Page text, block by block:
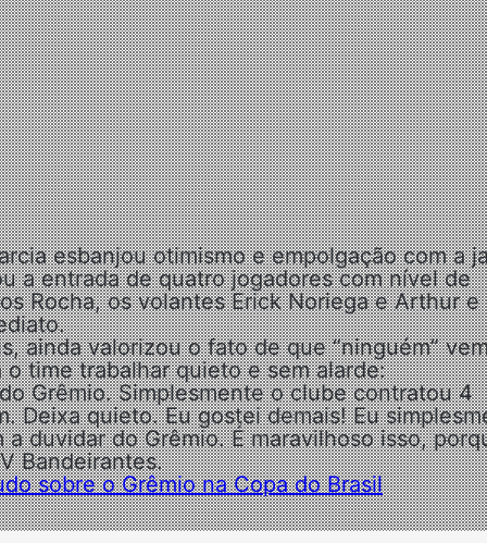
esbanjou otimismo e empolgação com a
a entrada de quatro jogadores com nível de
Rocha, os volantes Erick Noriega e Arthur e
ainda valorizou o fato de que “ninguém”
time trabalhar quieto e sem alarde:
Grêmio. Simplesmente o clube contratou 4
Deixa quieto. Eu gostei demais! Eu
duvidar do Grêmio. É maravilhoso isso,
Bandeirantes.
sobre o Grêmio na Copa do Brasil